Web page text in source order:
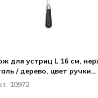
для устриц L 16 см,
/ дерево, цвет ручки
10972